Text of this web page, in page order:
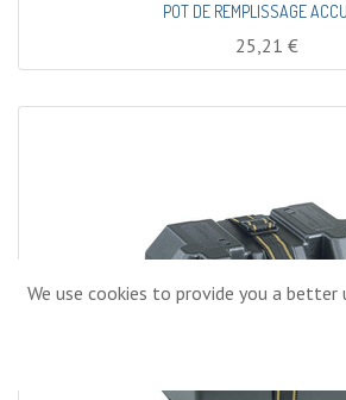
POT DE REMPLISSAGE
25,21 €
We use cookies to provide you a better